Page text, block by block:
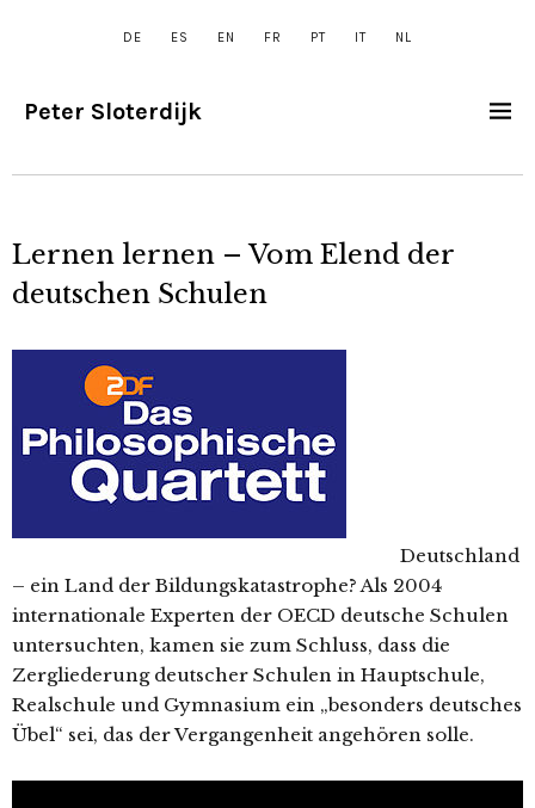
DE ES EN FR PT IT NL
Peter Sloterdijk
Lernen lernen – Vom Elend der
deutschen Schulen
Deutschland
– ein Land der Bildungskatastrophe? Als 2004
internationale Experten der OECD deutsche Schulen
untersuchten, kamen sie zum Schluss, dass die
Zergliederung deutscher Schulen in Hauptschule,
Realschule und Gymnasium ein „besonders deutsches
Übel“ sei, das der Vergangenheit angehören solle.